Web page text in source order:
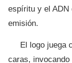
espíritu y el ADN
emisión.
El logo juega
caras, invocando